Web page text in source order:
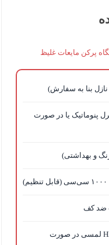
پرکن مایعات غلیظ
پنوماتیک یا در صورت
ضد کف
PLC صنعتی با پنل HMI لمسی در صورت